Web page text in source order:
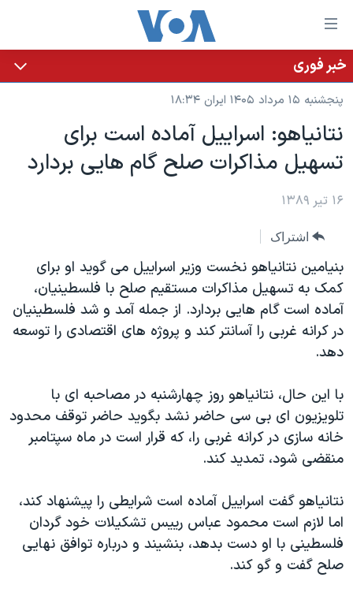
لینکهای
قابل
دسترسی
جهش
محتوای
اصلی
به
اصلی
جهش
به
جستجو
خانه
نسخه سبک وب‌سایت
موضوع ها
ایران
آمریکا
گزیده‌ها
ویژه برنامه‌ها
ویدیوها
حقوق شهروندی
اقتصادی
علم و فناوری
گالری عکس
آرشیو پخش زنده
برنامه های تلویزیونی
جدول برنامه ها
صفحه‌های ویژه
عملیات خشم حماسی
۲۵۰سالگی آمریکا
بایگانی برنامه‌های تلویزیونی
انتخابات ریاست جمهوری آمریکا ۲۰۲۴
حمله جمهوری اسلامی به اسرائیل
رمز مهسا
اعتراضات زن، زندگی، آزادی
مجموعه مستندهای دادخواهی
تریبونال مردمی آبان ۹۸
پخش رادیویی
یادگیری زبان انگلیسی
خبر فوری
پنجشنبه ۱۵ مرداد ۱۴۰۵ ایران ۱۸:۳۴
نتانیاهو: اسراییل آماده است برای
تسهیل مذاکرات صلح گام هایی بردارد
۱۶ تیر ۱۳۸۹
اشتراک
بنیامین نتانیاهو نخست وزیر اسراییل می گوید او برای
کمک به تسهیل مذاکرات مستقیم صلح با فلسطینیان،
آماده است گام هایی بردارد. از جمله آمد و شد فلسطینیان
در کرانه غربی را آسانتر کند و پروژه های اقتصادی را توسعه
دهد.
با این حال، نتانیاهو روز چهارشنبه در مصاحبه ای با
تلویزیون ای بی سی حاضر نشد بگوید حاضر توقف محدود
خانه سازی در کرانه غربی را، که قرار است در ماه سپتامبر
منقضی شود، تمدید کند.
نتانیاهو گفت اسراییل آماده است شرایطی را پیشنهاد کند،
اما لازم است محمود عباس رییس تشکیلات خود گردان
فلسطینی با او دست بدهد، بنشیند و درباره توافق نهایی
صلح گفت و گو کند.